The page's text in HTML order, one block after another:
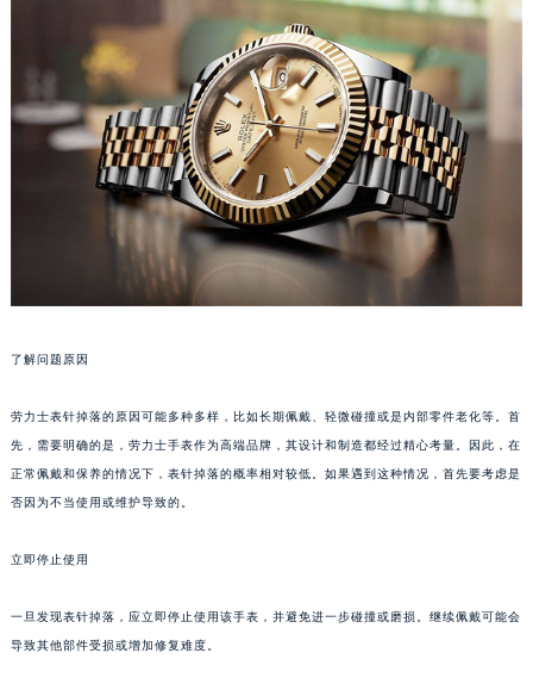
了解问题原因
劳力士表针掉落的原因可能多种多样，比如长期佩戴、轻微碰撞或是内部零件老化等。首
先，需要明确的是，劳力士手表作为高端品牌，其设计和制造都经过精心考量。因此，在
正常佩戴和保养的情况下，表针掉落的概率相对较低。如果遇到这种情况，首先要考虑是
否因为不当使用或维护导致的。
立即停止使用
一旦发现表针掉落，应立即停止使用该手表，并避免进一步碰撞或磨损。继续佩戴可能会
导致其他部件受损或增加修复难度。